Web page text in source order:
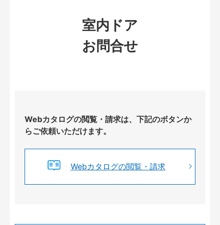
室内ドア
お問合せ
Webカタログの閲覧・請求は、下記のボタンか
らご依頼いただけます。
Webカタログの閲覧・請求